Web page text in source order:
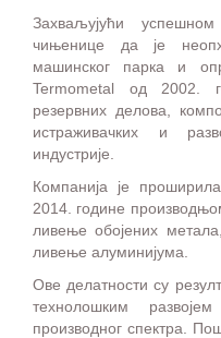
Захваљујући
чињенице да је
машинског парка и
Termometal од 2002.
резервних делова,
истраживачких и
индустрије.
Компанија је
2014. године
ливење обојених
ливење алуминијума.
Ове делатности су
технолошким
производног спектра.